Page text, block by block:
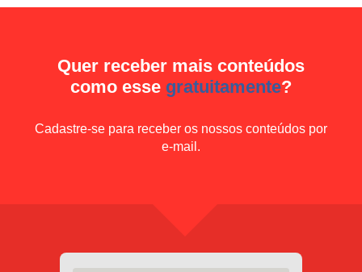
Quer receber mais conteúdos
como esse gratuitamente?
Cadastre-se para receber os nossos conteúdos por
e-mail.